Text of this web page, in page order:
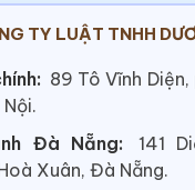
TY LUẬT TNHH
89 Tô Vĩnh
Đà Nẵng:
141
Xuân, Đà Nẵng.